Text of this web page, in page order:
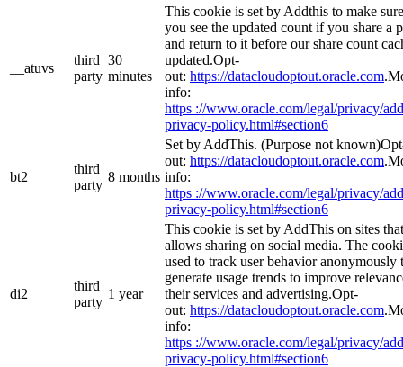
__atuvs
third
party
30
minutes
This cookie is set by Addthis to make sure
you see the updated count if you share a
and return to it before our share count
updated.Opt-
out: https://datacloudoptout.oracle.com
info:
https ://www.oracle.com/legal/privacy/
privacy-policy.html#section6
bt2
third
party
8 months
Set by AddThis. (Purpose not
out: https://datacloudoptout.oracle.com
info:
https ://www.oracle.com/legal/privacy/
privacy-policy.html#section6
di2
third
party
1 year
This cookie is set by AddThis on sites that
allows sharing on social media. The
used to track user behavior anonymously
generate usage trends to improve
their services and advertising.Opt-
out: https://datacloudoptout.oracle.com
info:
https ://www.oracle.com/legal/privacy/
privacy-policy.html#section6